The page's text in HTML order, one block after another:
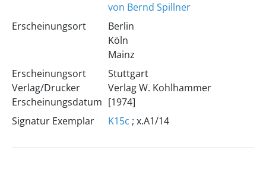
von Bernd Spillner
Erscheinungsort
Berlin
Köln
Mainz
Erscheinungsort
Verlag/Drucker
Erscheinungsdatum
Stuttgart
Verlag W. Kohlhammer
[1974]
Signatur Exemplar
K15c ; x.A1/14